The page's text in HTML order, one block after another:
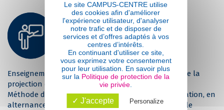
Suivi et moyens
pédagogiques
Pédagogie
Enseignement théorique et pratique accompagné de la
projection d’un support de cours sur Power Point
Méthode démonstrative et participative avec l’utilisation, en
alternance, d’exercices oraux, écrits et de jeux de rôle
Le site CAMPUS-CENTRE utilise
des cookies afin d'améliorer
l'expérience utilisateur, d'analyser
notre trafic et de disposer de
services et d’offres adaptés à vos
centres d’intérêts.
En continuant d'utiliser ce site,
vous exprimez votre consentement
pour leur utilisation. En savoir plus
sur la Politique de protection de la
vie privée
✓ J'accepte Personalize